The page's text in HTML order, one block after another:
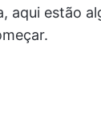
aqui estão